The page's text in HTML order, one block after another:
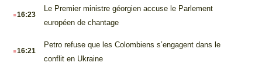
.16:23
Le Premier ministre géorgien accuse le Parlement
européen de chantage
.16:21
Petro refuse que les Colombiens s’engagent dans le
conflit en Ukraine